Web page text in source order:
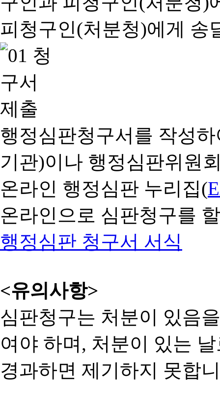
행정심판청구서를 작성
기관)이나 행정심판위원
온라인 행정심판 누리집(
온라인으로 심판청구를
행정심판 청구서 서식
<유의사항>
심판청구는 처분이 있음
여야 하며, 처분이 있는
경과하면 제기하지 못합